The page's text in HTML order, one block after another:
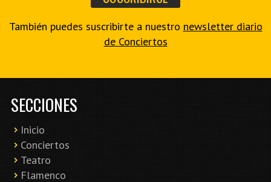
También puedes suscribirte a nuestro newsletter diario
de Conciertos
SECCIONES
Inicio
Conciertos
Teatro
Flamenco